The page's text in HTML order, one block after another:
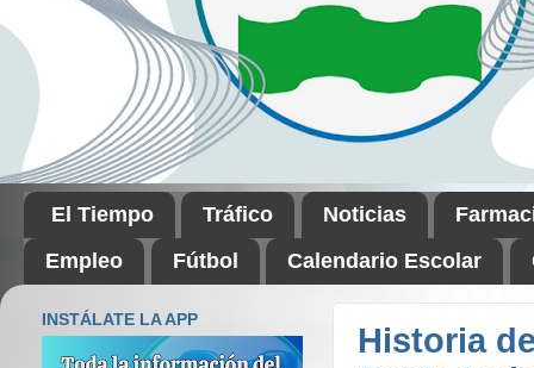
El Tiempo Tráfico Noticias
Empleo
Fútbol Calendario Escolar
Historia
INSTÁLATE LA APP